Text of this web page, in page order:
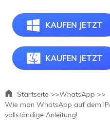
KAUFEN JETZT
KAUFEN JETZT
Startseite >>WhatsApp >>
Wie man WhatsApp auf dem
vollständige Anleitung!